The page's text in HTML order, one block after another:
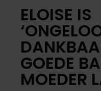
ELOISE IS
GOEDE
MOEDER